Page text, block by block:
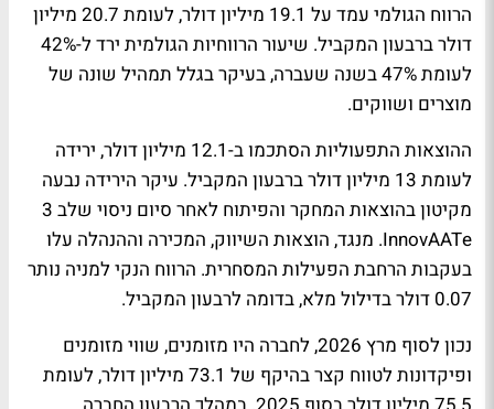
הרווח הגולמי עמד על 19.1 מיליון דולר, לעומת 20.7 מיליון
דולר ברבעון המקביל. שיעור הרווחיות הגולמית ירד ל-42%
לעומת 47% בשנה שעברה, בעיקר בגלל תמהיל שונה של
מוצרים ושווקים.
ההוצאות התפעוליות הסתכמו ב-12.1 מיליון דולר, ירידה
לעומת 13 מיליון דולר ברבעון המקביל. עיקר הירידה נבעה
מקיטון בהוצאות המחקר והפיתוח לאחר סיום ניסוי שלב 3
InnovAATe. מנגד, הוצאות השיווק, המכירה וההנהלה עלו
בעקבות הרחבת הפעילות המסחרית. הרווח הנקי למניה נותר
0.07 דולר בדילול מלא, בדומה לרבעון המקביל.
נכון לסוף מרץ 2026, לחברה היו מזומנים, שווי מזומנים
ופיקדונות לטווח קצר בהיקף של 73.1 מיליון דולר, לעומת